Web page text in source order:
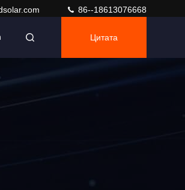
86--18613076668
Цитата